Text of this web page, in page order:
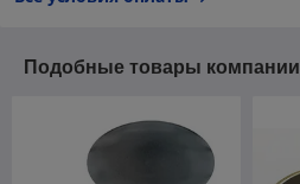
Подобные товары компании